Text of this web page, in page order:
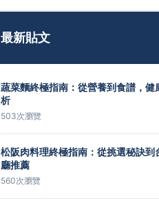
最新貼文
蔬菜麵終極指南：從營養到食譜，健
析
503次瀏覽
松阪肉料理終極指南：從挑選秘訣到
廳推薦
560次瀏覽